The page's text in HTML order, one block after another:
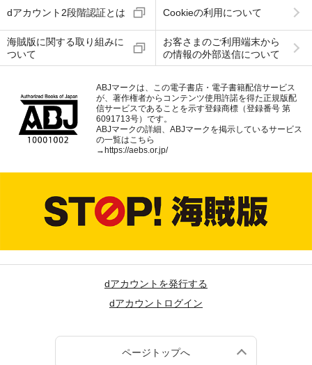
dアカウント2段階認証とは Cookieの利用について
海賊版に関する取り組みに
ついて
お客さまのご利用端末から
の情報の外部送信について
ABJマークは、この電子書店・電子書籍配信サービス
が、著作権者からコンテンツ使用許諾を得た正規版配
信サービスであることを示す登録商標（登録番号 第
6091713号）です。
ABJマークの詳細、ABJマークを掲示しているサービス
の一覧はこちら
→https://aebs.or.jp/
dアカウントを発行する
dアカウントログイン
ページトップへ